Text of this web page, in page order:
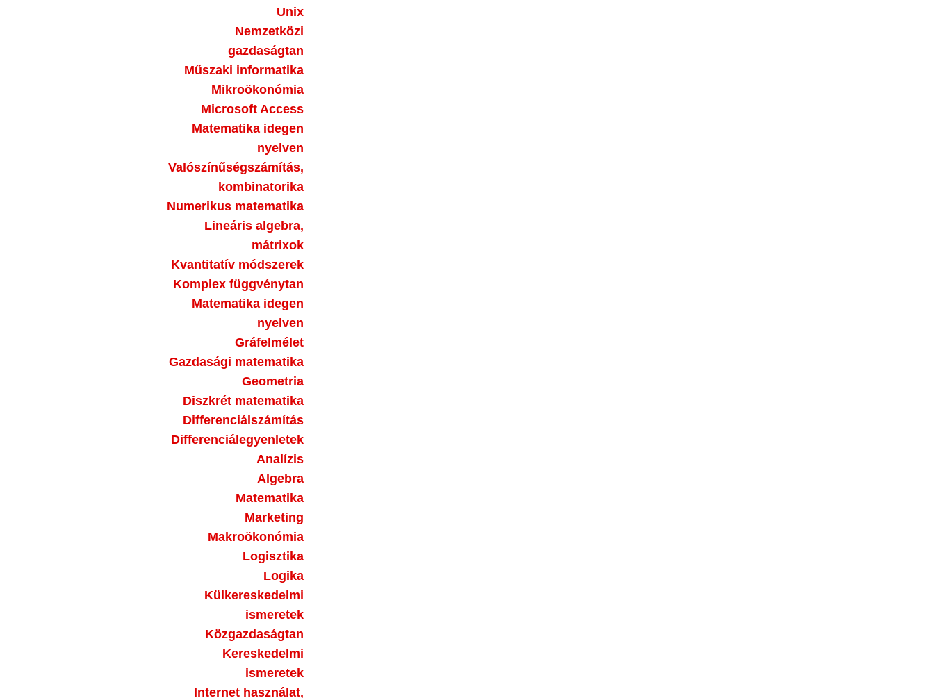
Unix
Nemzetközi
gazdaságtan
Műszaki informatika
Mikroökonómia
Microsoft Access
Matematika idegen
nyelven
Valószínűségszámítás,
kombinatorika
Numerikus matematika
Lineáris algebra,
mátrixok
Kvantitatív módszerek
Komplex függvénytan
Matematika idegen
nyelven
Gráfelmélet
Gazdasági matematika
Geometria
Diszkrét matematika
Differenciálszámítás
Differenciálegyenletek
Analízis
Algebra
Matematika
Marketing
Makroökonómia
Logisztika
Logika
Külkereskedelmi
ismeretek
Közgazdaságtan
Kereskedelmi
ismeretek
Internet használat,